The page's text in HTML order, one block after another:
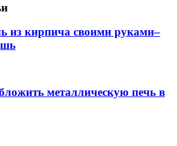
из кирпича своими руками–
металлическую печь в